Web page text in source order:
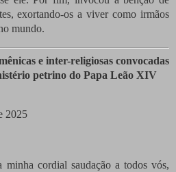
exortando-os a viver como irmãos
mundo.
e inter-religiosas convocadas
petrino do Papa Leão XIV
2025
cordial saudação a todos vós,